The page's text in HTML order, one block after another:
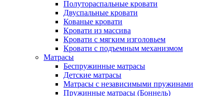
Полутораспальные кровати
Двуспальные кровати
Кованые кровати
Кровати из массива
Кровати с мягким изголовьем
Кровати с подъемным механизмом
Матрасы
Беспружинные матрасы
Детские матрасы
Матрасы с независимыми пружинами
Пружинные матрасы (Боннель)